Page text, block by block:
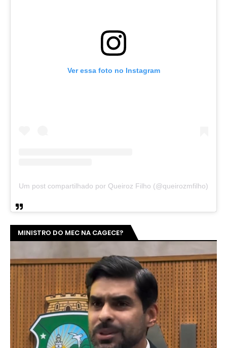
Ver essa foto no Instagram
Um post compartilhado por Queiroz Filho (@queirozmfilho)
MINISTRO DO MEC NA CAGECE?